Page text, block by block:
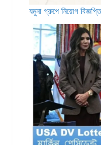
যমুনা গ্রুপে নিয়োগ